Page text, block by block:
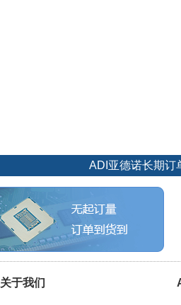
ADI亚德诺长期订
关于我们